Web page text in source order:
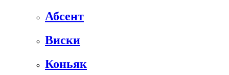
Абсент
Виски
Коньяк